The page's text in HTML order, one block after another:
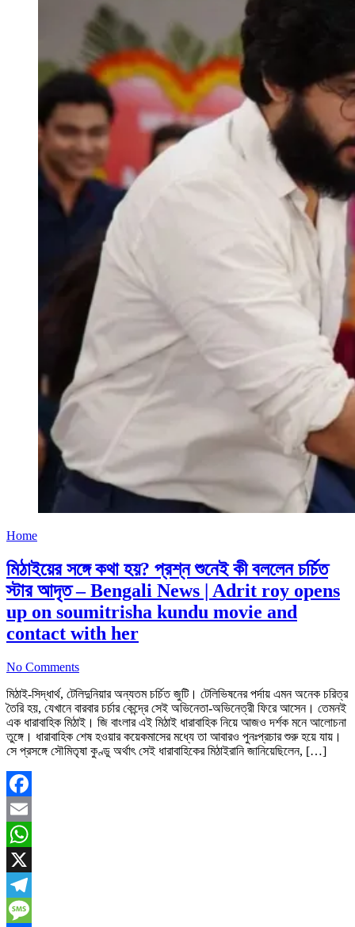
Home
মিঠাইয়ের সঙ্গে কথা হয়? প্রশ্ন শুনেই কী বললেন চর্চিত
স্টার আদৃত – Bengali News | Adrit roy opens
up on soumitrisha kundu movie and
contact with her
No Comments
মিঠাই-সিদ্ধার্থ, টেলিদুনিয়ার অন্যতম চর্চিত জুটি। টেলিভিষনের পর্দায় এমন অনেক চরিত্র
তৈরি হয়, যেখানে বারবার চর্চার কেন্দ্রে সেই অভিনেতা-অভিনেত্রী ফিরে আসেন। তেমনই
এক ধারাবাহিক মিঠাই। জি বাংলার এই মিঠাই ধারাবাহিক নিয়ে আজও দর্শক মনে আলোচনা
তুঙ্গে। ধারাবাহিক শেষ হওয়ার কয়েকমাসের মধ্যে তা আবারও পুনঃপ্রচার শুরু হয়ে যায়।
সে প্রসঙ্গে সৌমিতৃষা কুণ্ডু অর্থাৎ সেই ধারাবাহিকের মিঠাইরানি জানিয়েছিলেন, […]
Facebook
Email
WhatsApp
X
Telegram